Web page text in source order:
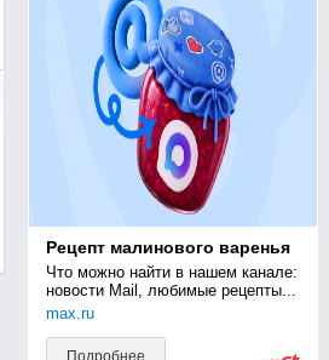
Рецепт малинового варенья
Что можно найти в нашем канале:
новости Mail, любимые рецепты...
max.ru
Подробнее